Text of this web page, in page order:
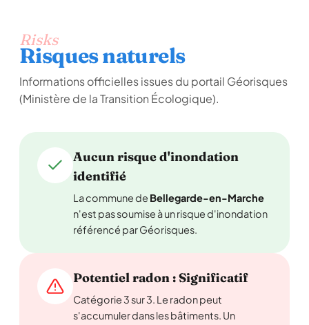
Risks
Risques naturels
Informations officielles issues du portail Géorisques
(Ministère de la Transition Écologique).
Aucun risque d'inondation
identifié
La commune de Bellegarde-en-Marche
n'est pas soumise à un risque d'inondation
référencé par Géorisques.
Potentiel radon : Significatif
Catégorie 3 sur 3. Le radon peut
s'accumuler dans les bâtiments. Un